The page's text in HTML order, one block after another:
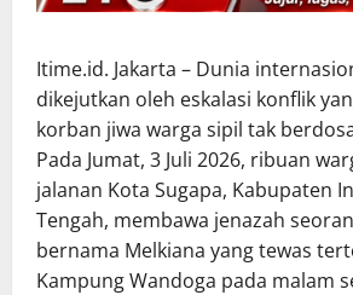
Itime.id. Jakarta – Dunia
dikejutkan oleh eskalasi konflik
korban jiwa warga sipil tak
Pada Jumat, 3 Juli 2026, ribuan
jalanan Kota Sugapa, Kabupaten
Tengah, membawa jenazah
bernama Melkiana yang tewas
Kampung Wandoga pada malam